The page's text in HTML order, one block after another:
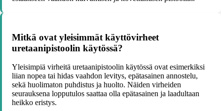
Mitkä ovat yleisimmät käyttövirheet
uretaanipistoolin käytössä?
Yleisimpiä virheitä uretaanipistoolin käytössä ovat esimerkiksi
liian nopea tai hidas vaahdon levitys, epätasainen annostelu,
sekä huolimaton puhdistus ja huolto. Näiden virheiden
seurauksena lopputulos saattaa olla epätasainen ja laadultaan
heikko eristys.